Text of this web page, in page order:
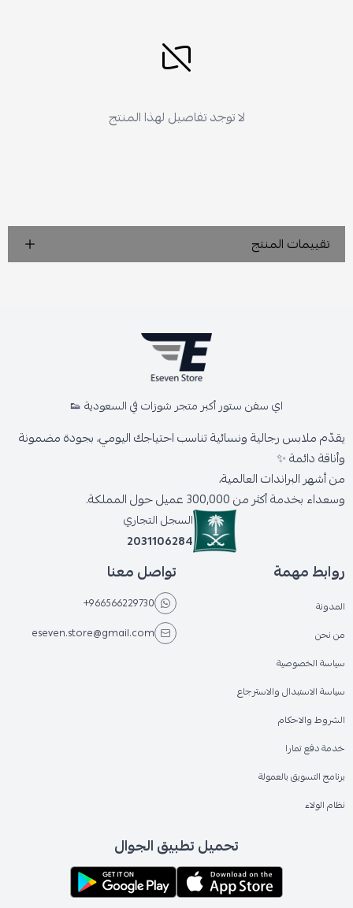
لا توجد تفاصيل لهذا المنتج
تقييمات المنتج
اي سفن ستور أكبر متجر شوزات في السعودية 👟
يقدّم ملابس رجالية ونسائية تناسب احتياجك اليومي، بجودة مضمونة
وأناقة دائمة ✨
من أشهر البراندات العالمية،
وسعداء بخدمة أكثر من 300,000 عميل حول المملكة.
السجل التجاري
2031106284
روابط مهمة
المدونة
من نحن
سياسة الخصوصية
سياسة الاستبدال والاسترجاع
الشروط والاحكام
خدمة دفع تمارا
برنامج التسويق بالعمولة
نظام الولاء
تواصل معنا
+966566229730
eseven.store@gmail.com
تحميل تطبيق الجوال